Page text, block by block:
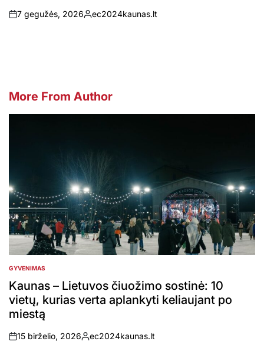
on
7 gegužės, 2026
Posted
ec2024kaunas.lt
More From Author
POSTED
IN
GYVENIMAS
Kaunas – Lietuvos čiuožimo sostinė: 10
vietų, kurias verta aplankyti keliaujant po
miestą
on
15 birželio, 2026
Posted
ec2024kaunas.lt